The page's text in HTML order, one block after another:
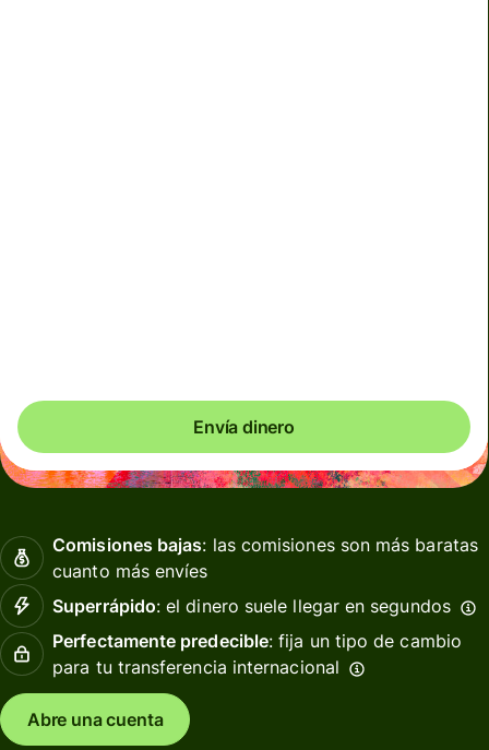
Envía dinero
Comisiones bajas: las comisiones son más baratas
cuanto más envíes
Superrápido: el dinero suele llegar en segundos
Perfectamente predecible: fija un tipo de cambio
para tu transferencia internacional
Abre una cuenta